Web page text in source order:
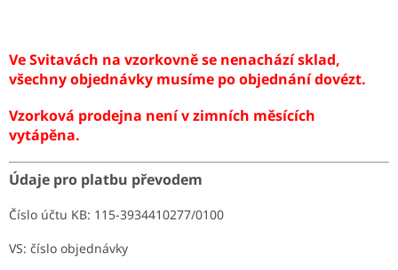
Ve Svitavách na vzorkovně se nenachází sklad,
všechny objednávky musíme po objednání dovézt.
Vzorková prodejna není v zimních měsících
vytápěna.
Údaje pro platbu převodem
Číslo účtu KB: 115-3934410277/0100
VS: číslo objednávky